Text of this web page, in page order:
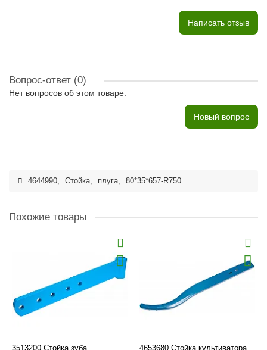
Написать отзыв
Вопрос-ответ (0)
Нет вопросов об этом товаре.
Новый вопрос
4644990, Стойка, плуга, 80*35*657-R750
Похожие товары
3513200 Стойка зуба
4653680 Стойка культиватора